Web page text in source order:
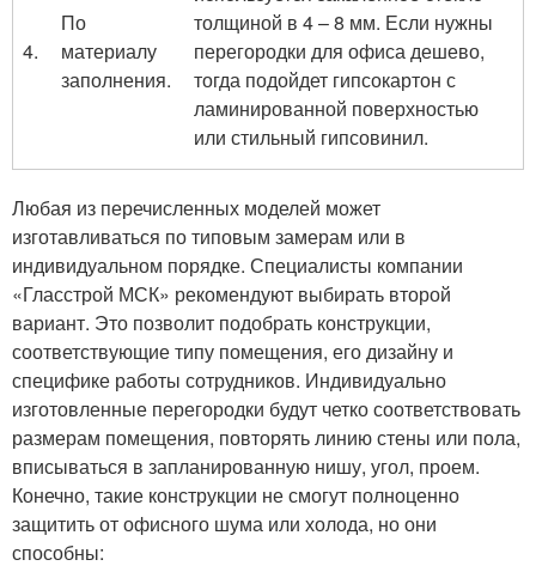
4.
По
материалу
заполнения.
толщиной в 4 – 8 мм. Если нужны
перегородки для офиса дешево,
тогда подойдет гипсокартон с
ламинированной поверхностью
или стильный гипсовинил.
Любая из перечисленных моделей может
изготавливаться по типовым замерам или в
индивидуальном порядке. Специалисты компании
«Гласстрой МСК» рекомендуют выбирать второй
вариант. Это позволит подобрать конструкции,
соответствующие типу помещения, его дизайну и
специфике работы сотрудников. Индивидуально
изготовленные перегородки будут четко соответствовать
размерам помещения, повторять линию стены или пола,
вписываться в запланированную нишу, угол, проем.
Конечно, такие конструкции не смогут полноценно
защитить от офисного шума или холода, но они
способны: